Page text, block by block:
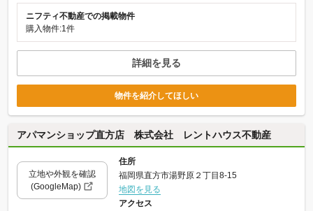
ニフティ不動産での掲載物件
購入物件:1件
詳細を見る
物件を紹介してほしい
アパマンショップ直方店 株式会社 レントハウス不動産
立地や外観を確認
(GoogleMap)
住所
福岡県直方市湯野原２丁目8-15
地図を見る
アクセス